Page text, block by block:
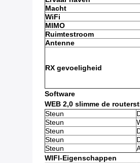
Macht
WiFi
MIMO
Ruimtestroom
Antenne
RX gevoeligheid
Software
WEB 2,0 slimme de
Steun
Steun
Steun
Steun
Steun
WIFI-Eigenschappen